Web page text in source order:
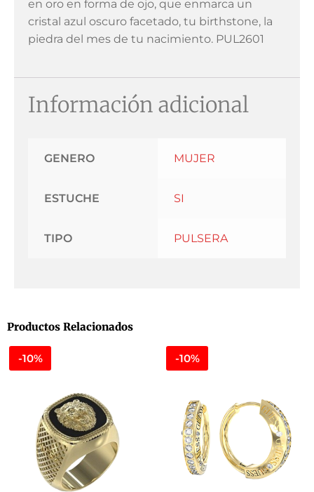
en oro en forma de ojo, que enmarca un
cristal azul oscuro facetado, tu birthstone, la
piedra del mes de tu nacimiento. PUL2601
Información adicional
GENERO MUJER
ESTUCHE SI
TIPO PULSERA
Productos Relacionados
-10% -10%